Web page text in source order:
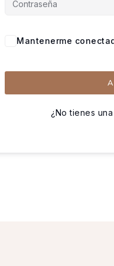
Mantenerme
¿No tienes